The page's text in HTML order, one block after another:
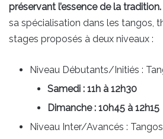
préservant l’essence de la tradition.
sa spécialisation dans les tangos,
stages proposés à deux niveaux :
Niveau Débutants/Initiés :
Samedi : 11h à 12h30
Dimanche : 10h45 à 12h15
Niveau Inter/Avancés : Tangos